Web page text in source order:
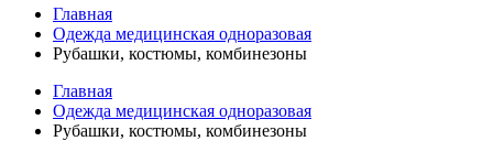
Главная
Одежда медицинская одноразовая
Рубашки, костюмы, комбинезоны
Главная
Одежда медицинская одноразовая
Рубашки, костюмы, комбинезоны